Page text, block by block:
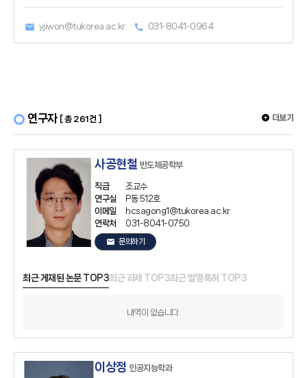
yjiwon@tukorea.ac.kr 031-8041-0964
연구자 [ 총 261건 ] 더보기
사공현철 반도체공학부
직급
조교수
연구실
P동 512호
이메일
hcsagong1@tukorea.ac.kr
연락처
031-8041-0750
email 문의하기
최근 게재된 논문 TOP3최근 과제 TOP3최근 발명특허 TOP3
내역이 없습니다.
이상정 인공지능학과